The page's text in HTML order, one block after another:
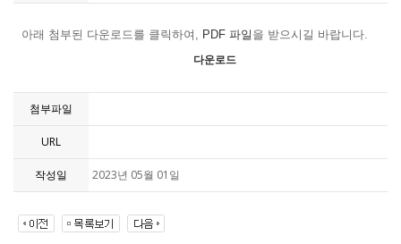
아래 첨부된 다운로드를 클릭하여, PDF 파일 을 받으시길 바랍니다.
다운로드
첨부파일
URL
작성일 2023년 05월 01일